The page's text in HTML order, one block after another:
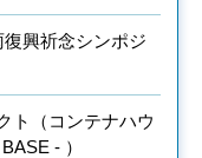
興祈念シンポジ
ト（コンテナハウ
- ）